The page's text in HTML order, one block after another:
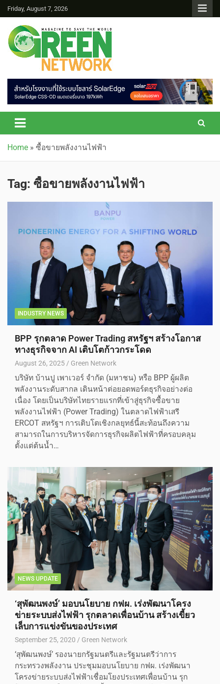
Friday, August 7, 2026
Green Network
Home » ซื้อขายพลังงานไฟฟ้า
Tag: ซื้อขายพลังงานไฟฟ้า
INDUSTRY NEWS
BPP รุกตลาด Power Trading สหรัฐฯ สร้างโอกาส
ทางธุรกิจจาก AI เติบโตก้าวกระโดด
August 26, 2025 Green Network
บริษัท บ้านปู เพาเวอร์ จำกัด (มหาชน) หรือ BPP ผู้ผลิต
พลังงานระดับสากล เดินหน้าต่อยอดพอร์ตธุรกิจอย่างต่อ
เนื่อง โดยเป็นบริษัทไทยรายแรกที่เข้าสู่ธุรกิจซื้อขาย
พลังงานไฟฟ้า (Power Trading) ในตลาดไฟฟ้าเสรี
ERCOT สหรัฐฯ การเติบโตเชิงกลยุทธ์นี้สะท้อนถึงความ
สามารถในการบริหารจัดการธุรกิจผลิตไฟฟ้าที่ครอบคลุม
ตั้งแต่ต้นน้ำ…
NEWS UPDATE
‘สุพัฒนพงษ์’ มอบนโยบาย กฟผ. เร่งพัฒนาโครง
ข่ายระบบส่งไฟฟ้า รุกตลาดเพื่อนบ้าน สร้างเขี้ยว
เล็บการแข่งขันของประเทศ
September 25, 2020 Green Network
‘สุพัฒนพงษ์’ รองนายกรัฐมนตรีและรัฐมนตรีว่าการ
กระทรวงพลังงาน ประชุมมอบนโยบาย กฟผ. เร่งพัฒนา
โครงข่ายระบบส่งไฟฟ้าเชื่อมโยงประเทศเพื่อนบ้าน รุก